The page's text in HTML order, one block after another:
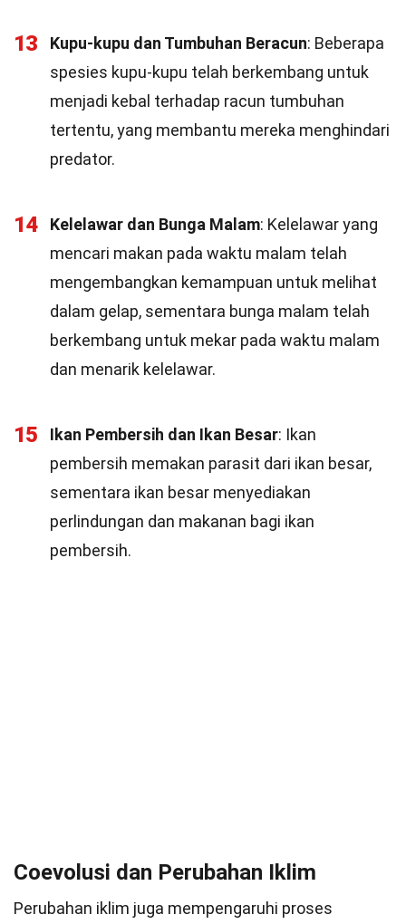
13 Kupu-kupu dan Tumbuhan Beracun: Beberapa
spesies kupu-kupu telah berkembang untuk
menjadi kebal terhadap racun tumbuhan
tertentu, yang membantu mereka menghindari
predator.
14 Kelelawar dan Bunga Malam: Kelelawar yang
mencari makan pada waktu malam telah
mengembangkan kemampuan untuk melihat
dalam gelap, sementara bunga malam telah
berkembang untuk mekar pada waktu malam
dan menarik kelelawar.
15 Ikan Pembersih dan Ikan Besar: Ikan
pembersih memakan parasit dari ikan besar,
sementara ikan besar menyediakan
perlindungan dan makanan bagi ikan
pembersih.
Coevolusi dan Perubahan Iklim
Perubahan iklim juga mempengaruhi proses